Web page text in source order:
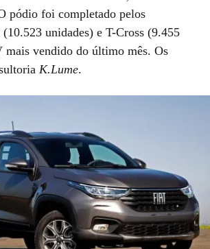
pódio foi completado pelos
unidades) e T-Cross (9.455
mais vendido do último mês. Os
K.Lume.